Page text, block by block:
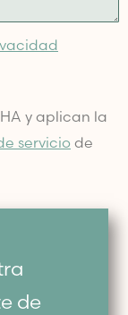
y aplican la
servicio de
de